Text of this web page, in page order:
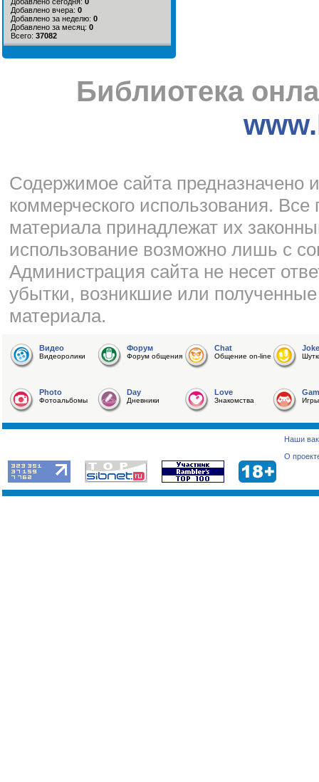
Добавлено вчера: 0
Добавлено за неделю: 0
Добавлено за месяц: 0
Всего: 37082
Библиотека
Cодержимое сайта предназначено
коммерческого использования.
материала принадлежат их
использование возможно лишь с
Администрация сайта не несет
убытки, возникшие или
материала.
Видео
Видеоролики
Форум
Форум общения
Chat
Общение on-line
Joke
Photo
Фотоальбомы
Day
Дневники
Love
Знакомства Игры
Наши
О